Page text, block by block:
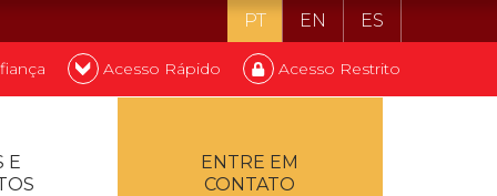
PT EN ES
Acesso Rápido Acesso Restrito
E
ENTRE EM
CONTATO